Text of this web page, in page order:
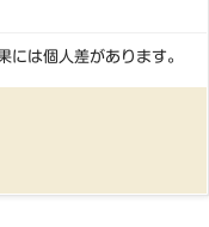
には個人差があります。